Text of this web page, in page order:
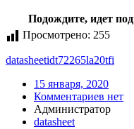
Подождите, идет
Просмотрено: 255
datasheetidt72265la20tfi
15 января, 2020
Комментариев нет
Администратор
datasheet